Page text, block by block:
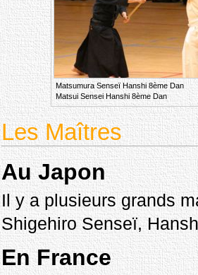
Matsumura Senseï Hanshi 8ème Dan
Matsui Sensei Hanshi 8ème Dan
Les Maîtres
Au Japon
Il y a plusieurs grands
Shigehiro Senseï,
En France